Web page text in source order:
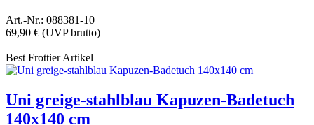
Art.-Nr.: 088381-10
69,90 € (UVP brutto)
Best Frottier Artikel
Uni greige-stahlblau Kapuzen-Badetuch
140x140 cm